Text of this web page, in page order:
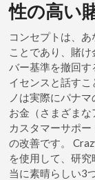
性の高い
コンセプトは、
ことであり、賭
バー基準を撤回
イセンスと話す
ノは実際にパナ
お金（さまざま
カスタマーサポ
の改善です。
を使用して、研
当に素晴らしい3